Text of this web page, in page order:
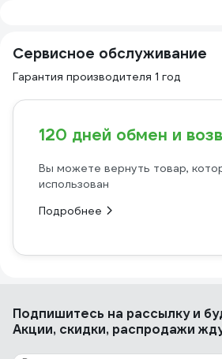
Сервисное обслуживание
Гарантия производителя 1 год
120 дней обмен и
Вы можете вернуть товар,
использован
Подробнее
Подпишитесь на рассылкуи
Акции, скидки, распродажи